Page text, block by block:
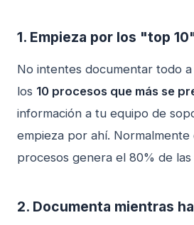
1. Empieza por los "top
No intentes documentar todo
los 10 procesos que más se
información a tu equipo de
empieza por ahí.
procesos genera el 80% de las
2. Documenta mientras